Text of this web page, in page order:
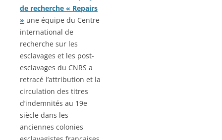
de recherche « Repairs
» une équipe du Centre
international de
recherche sur les
esclavages et les post-
esclavages du CNRS a
retracé l’attribution et la
circulation des titres
d’indemnités au 19e
siècle dans les
anciennes colonies